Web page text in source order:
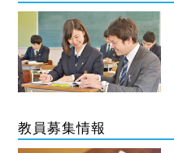
教員募集情報